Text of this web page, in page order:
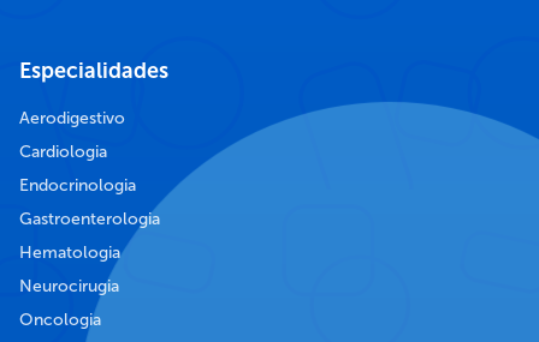
Especialidades
Aerodigestivo
Cardiologia
Endocrinologia
Gastroenterologia
Hematologia
Neurocirugia
Oncologia